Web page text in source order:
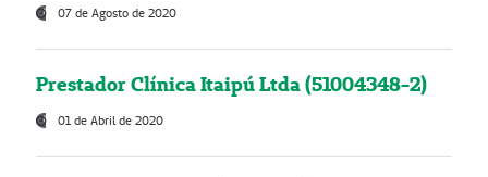
07 de Agosto de 2020
Prestador Clínica Itaipú Ltda (51004348-2)
01 de Abril de 2020